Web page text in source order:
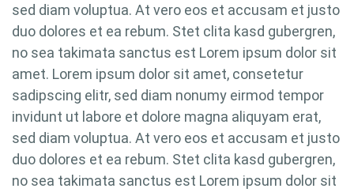
sed diam voluptua. At vero eos et accusam et justo
duo dolores et ea rebum. Stet clita kasd gubergren,
no sea takimata sanctus est Lorem ipsum dolor sit
amet. Lorem ipsum dolor sit amet, consetetur
sadipscing elitr, sed diam nonumy eirmod tempor
invidunt ut labore et dolore magna aliquyam erat,
sed diam voluptua. At vero eos et accusam et justo
duo dolores et ea rebum. Stet clita kasd gubergren,
no sea takimata sanctus est Lorem ipsum dolor sit